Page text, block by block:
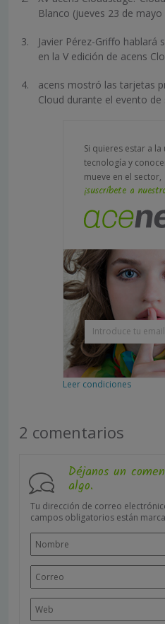
Blanco (jueves 23 de mayo
Javier Pérez-Griffo hablará
en la V edición de acens
acens mostró las tarjetas
Cloud durante el evento
Si quieres estar a la
tecnología y
mueve en el sector,
¡suscríbete a
Leer condiciones
2 comentarios
Déjanos un
algo.
Tu dirección de correo
campos obligatorios están